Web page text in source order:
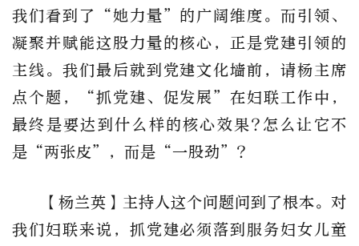
我们看到了“她力量”的广阔维度。而引领、
凝聚并赋能这股力量的核心，正是党建引领的
主线。我们最后就到党建文化墙前，请杨主席
点个题，“抓党建、促发展”在妇联工作中，
最终是要达到什么样的核心效果?怎么让它不
是“两张皮”，而是“一股劲”?
【杨兰英】主持人这个问题问到了根本。对
我们妇联来说，抓党建必须落到服务妇女儿童